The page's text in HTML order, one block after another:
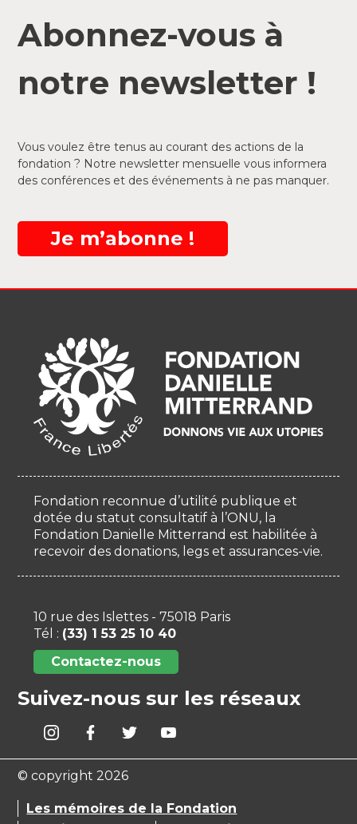
Abonnez-vous à
notre newsletter !
Vous voulez être tenus au courant des actions de la
fondation ? Notre newsletter mensuelle vous informera
des conférences et des événements à ne pas manquer.
Je m’abonne !
Fondation reconnue d’utilité publique et
dotée du statut consultatif à l’ONU, la
Fondation Danielle Mitterrand est habilitée à
recevoir des donations, legs et assurances-vie.
10 rue des Islettes - 75018 Paris
Tél : (33) 1 53 25 10 40
Contactez-nous
Suivez-nous sur les réseaux
© copyright 2026
Les mémoires de la Fondation